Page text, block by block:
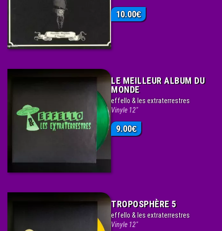
10.00€
LE MEILLEUR ALBUM DU
MONDE
effello & les extraterrestres
Vinyle 12"
9.00€
TROPOSPHÈRE 5
effello & les extraterrestres
Vinyle 12"